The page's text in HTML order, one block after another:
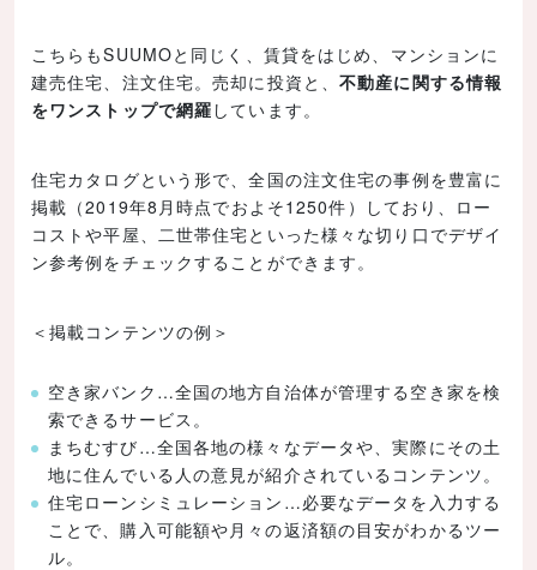
こちらもSUUMOと同じく、賃貸をはじめ、マンションに
建売住宅、注文住宅。売却に投資と、不動産に関する情報
をワンストップで網羅 しています。
住宅カタログという形で、全国の注文住宅の事例を豊富に
掲載（2019年8月時点でおよそ1250件）しており、ロー
コストや平屋、二世帯住宅といった様々な切り口でデザイ
ン参考例をチェックすることができます。
＜掲載コンテンツの例＞
空き家バンク…全国の地方自治体が管理する空き家を検
索できるサービス。
まちむすび…全国各地の様々なデータや、実際にその土
地に住んでいる人の意見が紹介されているコンテンツ。
住宅ローンシミュレーション…必要なデータを入力する
ことで、購入可能額や月々の返済額の目安がわかるツー
ル。